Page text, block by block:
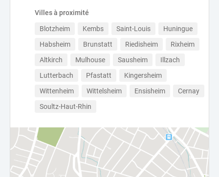
Villes à proximité
Blotzheim Kembs Saint-Louis
Huningue
Habsheim
Brunstatt Riedisheim
Rixheim
Altkirch
Mulhouse Sausheim
Illzach
Lutterbach
Pfastatt
Kingersheim
Wittenheim
Wittelsheim Ensisheim
Cernay
Soultz-Haut-Rhin